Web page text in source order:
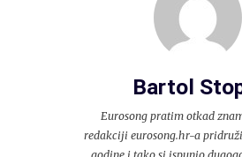
Bartol
Eurosong pratim otkad
redakciji eurosong.hr-a